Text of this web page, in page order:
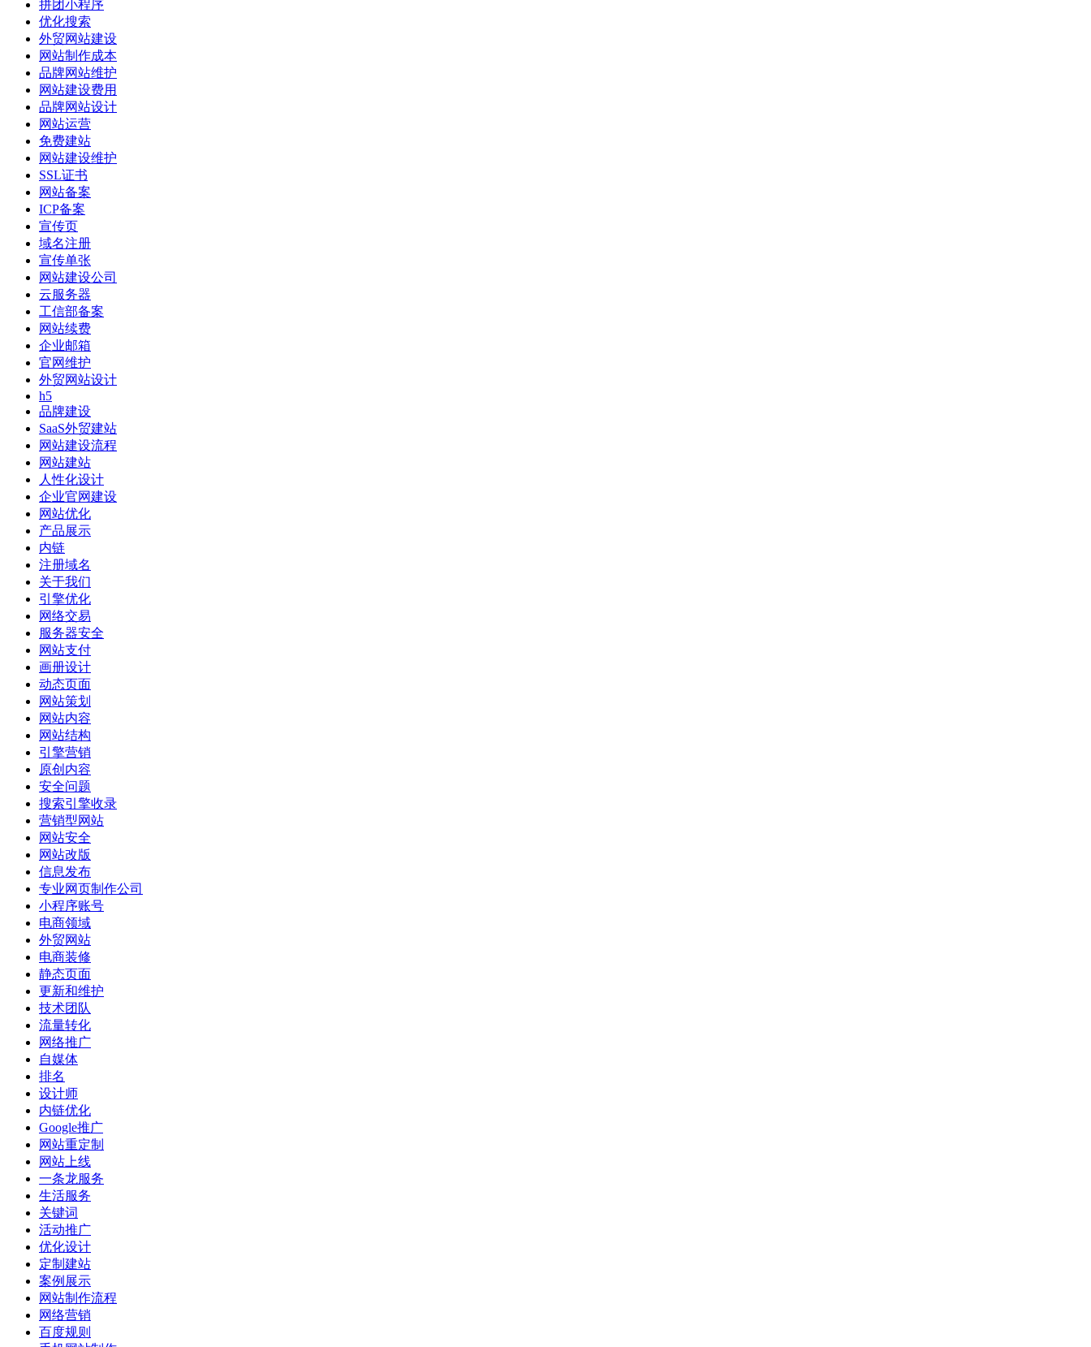
拼团小程序
优化搜索
外贸网站建设
网站制作成本
品牌网站维护
网站建设费用
品牌网站设计
网站运营
免费建站
网站建设维护
SSL证书
网站备案
ICP备案
宣传页
域名注册
宣传单张
网站建设公司
云服务器
工信部备案
网站续费
企业邮箱
官网维护
外贸网站设计
h5
品牌建设
SaaS外贸建站
网站建设流程
网站建站
人性化设计
企业官网建设
网站优化
产品展示
内链
注册域名
关于我们
引擎优化
网络交易
服务器安全
网站支付
画册设计
动态页面
网站策划
网站内容
网站结构
引擎营销
原创内容
安全问题
搜索引擎收录
营销型网站
网站安全
网站改版
信息发布
专业网页制作公司
小程序账号
电商领域
外贸网站
电商装修
静态页面
更新和维护
技术团队
流量转化
网络推广
自媒体
排名
设计师
内链优化
Google推广
网站重定制
网站上线
一条龙服务
生活服务
关键词
活动推广
优化设计
定制建站
案例展示
网站制作流程
网络营销
百度规则